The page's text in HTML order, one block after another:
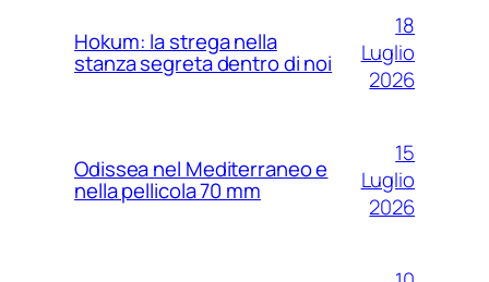
Hokum: la strega nella
stanza segreta dentro di noi
18
Luglio
2026
Odissea nel Mediterraneo e
nella pellicola 70 mm
15
Luglio
2026